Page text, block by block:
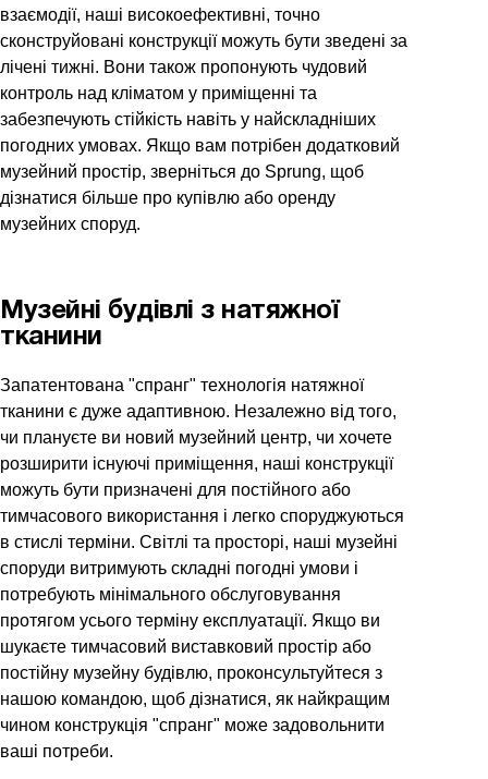
взаємодії, наші високоефективні, точно
сконструйовані конструкції можуть бути зведені за
лічені тижні. Вони також пропонують чудовий
контроль над кліматом у приміщенні та
забезпечують стійкість навіть у найскладніших
погодних умовах. Якщо вам потрібен додатковий
музейний простір, зверніться до Sprung, щоб
дізнатися більше про купівлю або оренду
музейних споруд.
Музейні будівлі з натяжної
тканини
Запатентована "спранг" технологія натяжної
тканини є дуже адаптивною. Незалежно від того,
чи плануєте ви новий музейний центр, чи хочете
розширити існуючі приміщення, наші конструкції
можуть бути призначені для постійного або
тимчасового використання і легко споруджуються
в стислі терміни. Світлі та просторі, наші музейні
споруди витримують складні погодні умови і
потребують мінімального обслуговування
протягом усього терміну експлуатації. Якщо ви
шукаєте тимчасовий виставковий простір або
постійну музейну будівлю, проконсультуйтеся з
нашою командою, щоб дізнатися, як найкращим
чином конструкція "спранг" може задовольнити
ваші потреби.